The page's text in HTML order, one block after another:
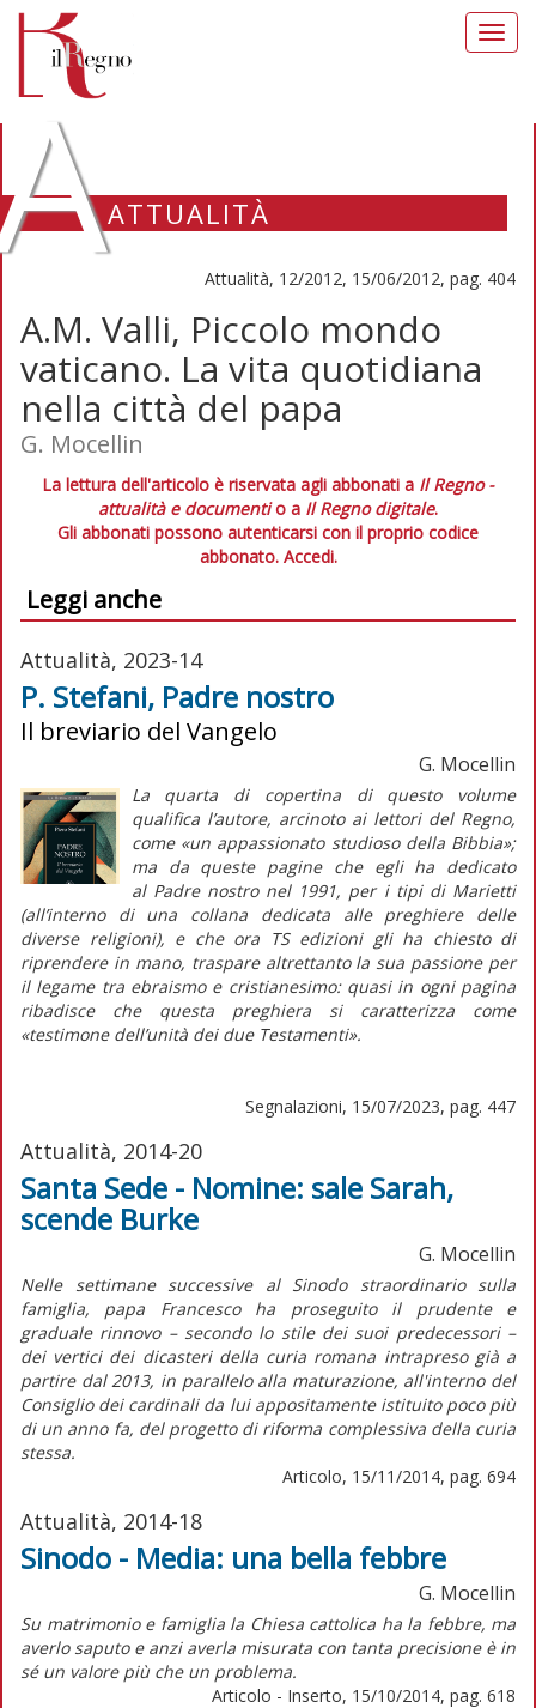
ATTUALITÀ
Attualità, 12/2012, 15/06/2012, pag. 404
A.M. Valli, Piccolo mondo
vaticano. La vita quotidiana
nella città del papa
G. Mocellin
La lettura dell'articolo è riservata agli abbonati a Il Regno -
attualità e documentio a Il Regno digitale.
Gli abbonati possono autenticarsi con il proprio codice
abbonato. Accedi.
Leggi anche
Attualità, 2023-14
P. Stefani, Padre nostro
Il breviario del Vangelo
G. Mocellin
La quarta di copertina di questo volume
qualifica l’autore, arcinoto ai lettori del Regno,
come «un appassionato studioso della Bibbia»;
ma da queste pagine che egli ha dedicato
al Padre nostronel 1991, per i tipi di Marietti
(all’interno di una collana dedicata alle preghiere delle
diverse religioni), e che ora TS edizioni gli ha chiesto di
riprendere in mano, traspare altrettanto la sua passione per
il legame tra ebraismo e cristianesimo: quasi in ogni pagina
ribadisce che questa preghiera si caratterizza come
«testimone dell’unità dei due Testamenti».
Segnalazioni, 15/07/2023, pag. 447
Attualità, 2014-20
Santa Sede - Nomine: sale Sarah,
scende Burke
G. Mocellin
Nelle settimane successive al Sinodo straordinario sulla
famiglia, papa Francesco ha proseguito il prudente e
graduale rinnovo – secondo lo stile dei suoi predecessori –
dei vertici dei dicasteri della curia romana intrapreso già a
partire dal 2013, in parallelo alla maturazione, all'interno del
Consiglio dei cardinali da lui appositamente istituito poco più
di un anno fa, del progetto di riforma complessiva della curia
stessa.
Articolo, 15/11/2014, pag. 694
Attualità, 2014-18
Sinodo - Media: una bella febbre
G. Mocellin
Su matrimonio e famiglia la Chiesa cattolica ha la febbre, ma
averlo saputo e anzi averla misurata con tanta precisione è in
sé un valore più che un problema.
Articolo - Inserto, 15/10/2014, pag. 618